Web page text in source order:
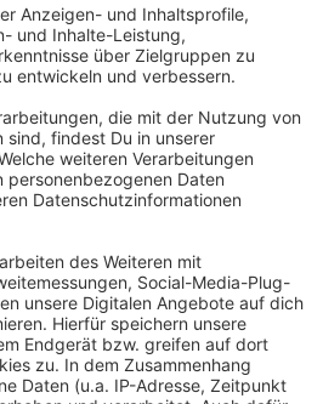
rechnen. Sollte sich die Lage
mittelfristig Hoffnung auf
Preissenkungen sehen
selten. Wenn es rauf geht,
langsam wieder runter.
und Politiker-